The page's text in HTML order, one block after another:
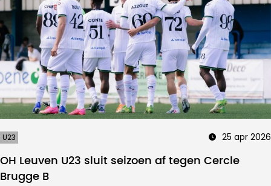
U23 25 apr 2026
OH Leuven U23 sluit seizoen af tegen Cercle
Brugge B